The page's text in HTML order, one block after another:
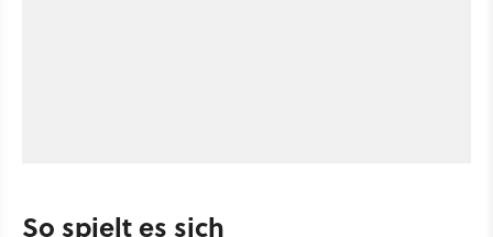
So spielt es sich